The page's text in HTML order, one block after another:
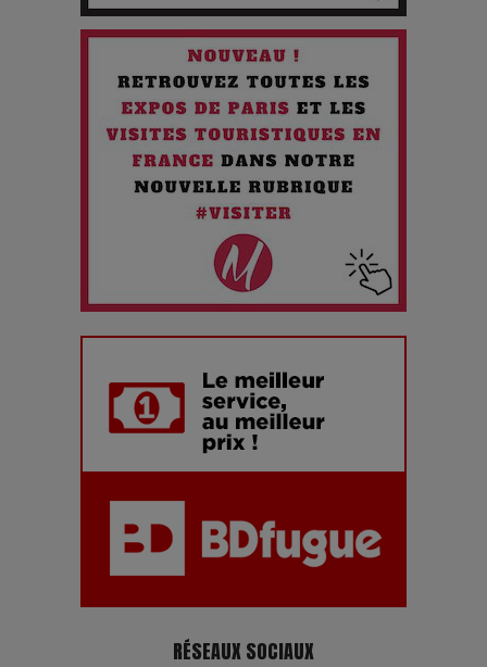
Quand l'Opéra Rencontre l'IA : Lola Volonakis, l'Artiste du
Paradoxe qui Chante le Futur
Chien 51 - Quand l’IA prend le pouvoir : une plongée dans un
futur troublant
Maïra Kerey, la “voix d’or du Kazakhstan”, célèbre ses 30
ans de carrière à la Salle Gaveau
Les dessous de la fast fashion : un désastre écologique en
7 Techniques Secrètes des Photographes de Stars
Adieu Jean-Pat : rire au bord du précipice
Pharaonic Festival 2025 : 10 ans d’électro sous les
montagnes, une fête à ne pas manquer
RÉSEAUX SOCIAUX